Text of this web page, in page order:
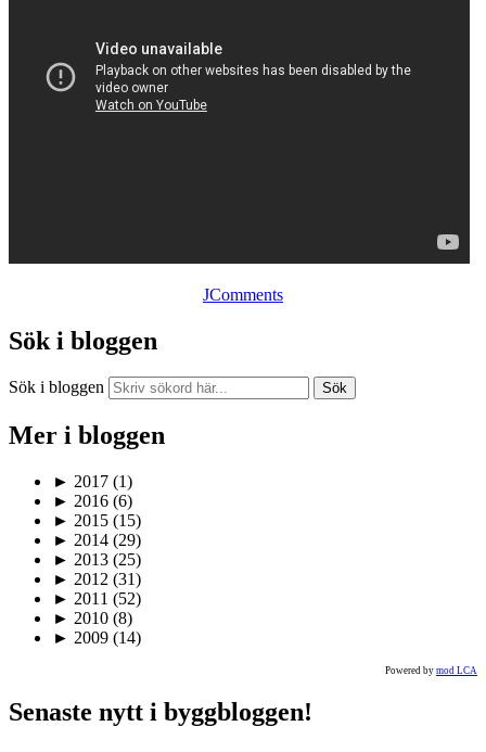
JComments
Sök i bloggen
Sök i bloggen Sök
Mer i bloggen
► 2017 (1)
► 2016 (6)
► 2015 (15)
► 2014 (29)
► 2013 (25)
► 2012 (31)
► 2011 (52)
► 2010 (8)
► 2009 (14)
Powered by mod LCA
Senaste nytt i byggbloggen!